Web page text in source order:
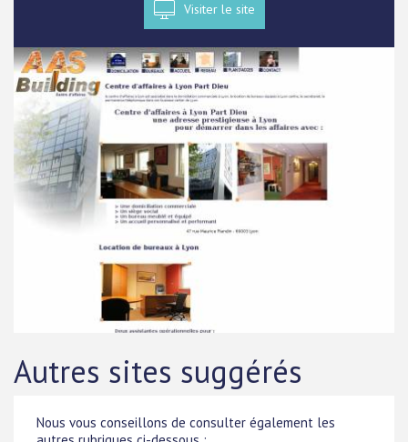
Visiter le site
Autres sites suggérés
Nous vous conseillons de consulter également les